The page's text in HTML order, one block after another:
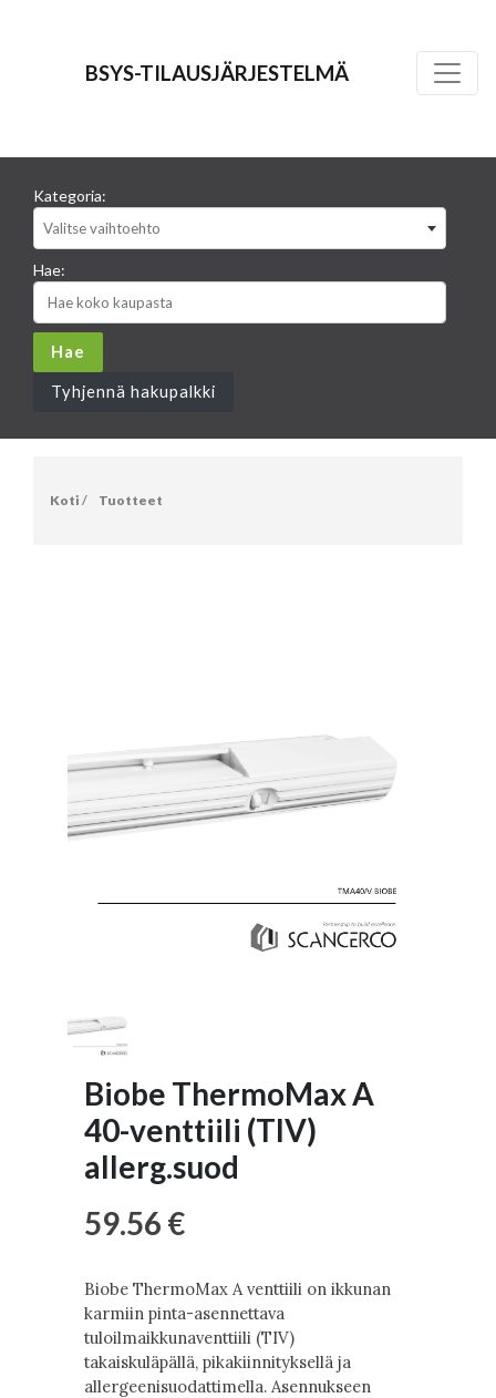
BSYS-TILAUSJÄRJESTELMÄ
Kategoria:
Valitse vaihtoehto
Hae:
Tyhjennä hakupalkki
Koti / Tuotteet
Biobe ThermoMax A
40-venttiili (TIV)
allerg.suod
59.56 €
Biobe ThermoMax A venttiili on ikkunan
karmiin pinta-asennettava
tuloilmaikkunaventtiili (TIV)
takaiskuläpällä, pikakiinnityksellä ja
allergeenisuodattimella. Asennukseen